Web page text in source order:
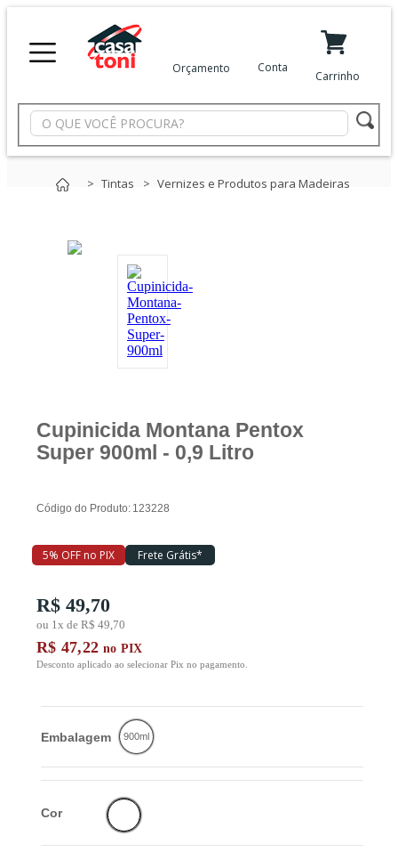
X
Minha Conta
Meus Favoritos
Departamentos
Piscina
Ferramentas
PROMOÇÃO
Orçamento Conta
Carrinho
Tintas Vernizes e Produtos para Madeiras
Cupinicida Montana Pentox
Super 900ml - 0,9 Litro
Código do Produto: 123228
5% OFF no PIX Frete Grátis*
R$ 49,70
ou 1x de R$ 49,70
R$ 47,22 no PIX
Desconto aplicado ao selecionar Pix no pagamento.
Embalagem 900ml
Cor